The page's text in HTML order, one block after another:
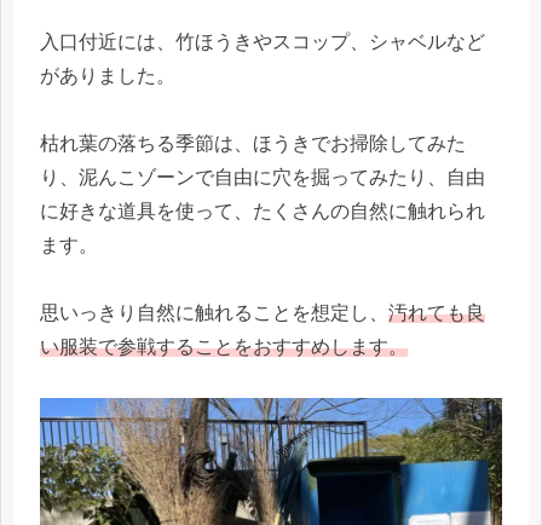
入口付近には、竹ほうきやスコップ、シャベルなど
がありました。
枯れ葉の落ちる季節は、ほうきでお掃除してみた
り、泥んこゾーンで自由に穴を掘ってみたり、自由
に好きな道具を使って、たくさんの自然に触れられ
ます。
思いっきり自然に触れることを想定し、 汚れても良
い服装で参戦することをおすすめします。